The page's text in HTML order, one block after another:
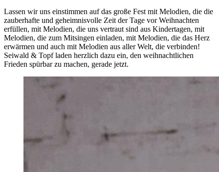
Lassen wir uns einstimmen auf das große Fest mit Melodien, die die
zauberhafte und geheimnisvolle Zeit der Tage vor Weihnachten
erfüllen, mit Melodien, die uns vertraut sind aus Kindertagen, mit
Melodien, die zum Mitsingen einladen, mit Melodien, die das Herz
erwärmen und auch mit Melodien aus aller Welt, die verbinden!
Seiwald & Topf laden herzlich dazu ein, den weihnachtlichen
Frieden spürbar zu machen, gerade jetzt.